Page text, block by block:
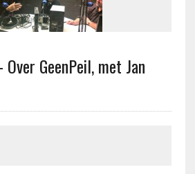
GeenPeil, met Jan